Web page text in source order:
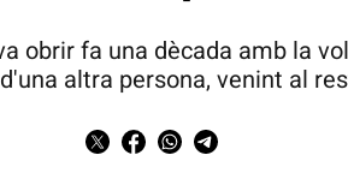
obrir fa una dècada amb la
altra persona, venint al